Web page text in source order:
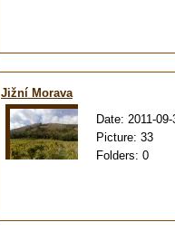
Jižní Morava
Date: 2011-09-
Picture: 33
Folders: 0